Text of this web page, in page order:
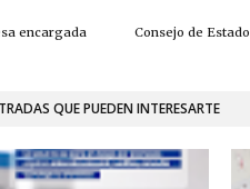
Consejo de
encargada
QUE PUEDEN INTERESARTE